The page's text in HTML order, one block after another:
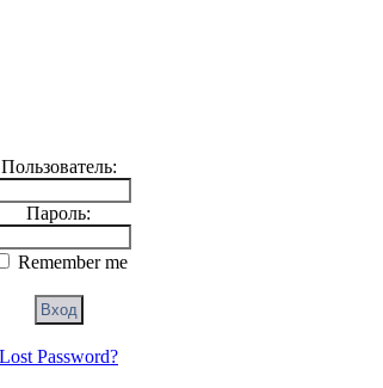
Пользователь:
Пароль:
Remember me
Lost Password?